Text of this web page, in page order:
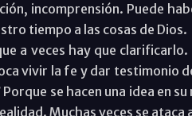
incomprensión. Puede
tiempo a las cosas de Dios.
a veces hay que
vivir la fe y dar testimonio
se hacen una idea en
Muchas veces se ataca